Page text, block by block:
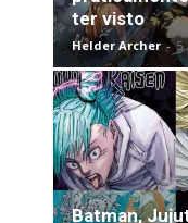
ter visto
Helder Archer - 5
Batman,